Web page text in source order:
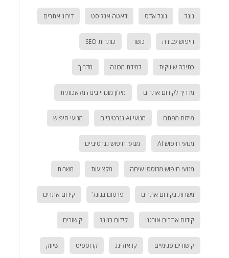
גוגל גוגל אדס דאטה אנליסט דירוג אתרים
חיפוש עבודה כושר כותרות SEO
כתיבה שיווקית למידת מכונה מדריך
מדריך לקידום אתרים מילון מונחי בינה מלאכותית
מילות מפתח מנועי AI גנרטיביים מנועי חיפוש
מנועי חיפוש AI מנועי חיפוש גנרטיביים
מנועי חיפוש מבוססי שיחה מקצועות משרות
משרות בקידום אתרים פרסום בגוגל קידום אתרים
קידום אתרים אורגני קידום בגוגל קישורים
קישורים פנימיים קראולינג קרוספיט שיווק